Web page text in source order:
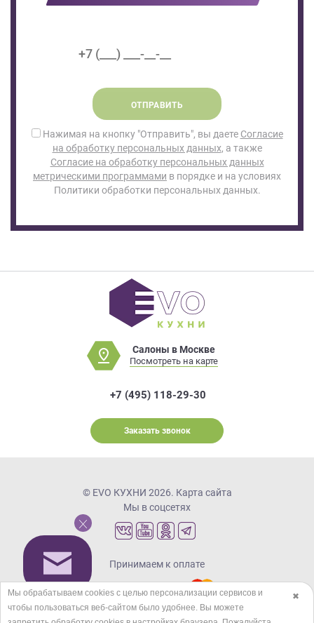
ОТПРАВИТЬ
Нажимая на кнопку "Отправить", вы даете Согласие
на обработку персональных данных, а также
Согласие на обработку персональных данных
метрическими программами в порядке и на условиях
Политики обработки персональных данных.
Салоны в Москве
Посмотреть на карте
+7 (495) 118-29-30
Заказать звонок
© EVO КУХНИ 2026. Карта сайта
Мы в соцсетях
Принимаем к оплате
Кредиты и рассрочка
✖
Мы обрабатываем cookies с целью персонализации сервисов и
чтобы пользоваться веб-сайтом было удобнее. Вы можете